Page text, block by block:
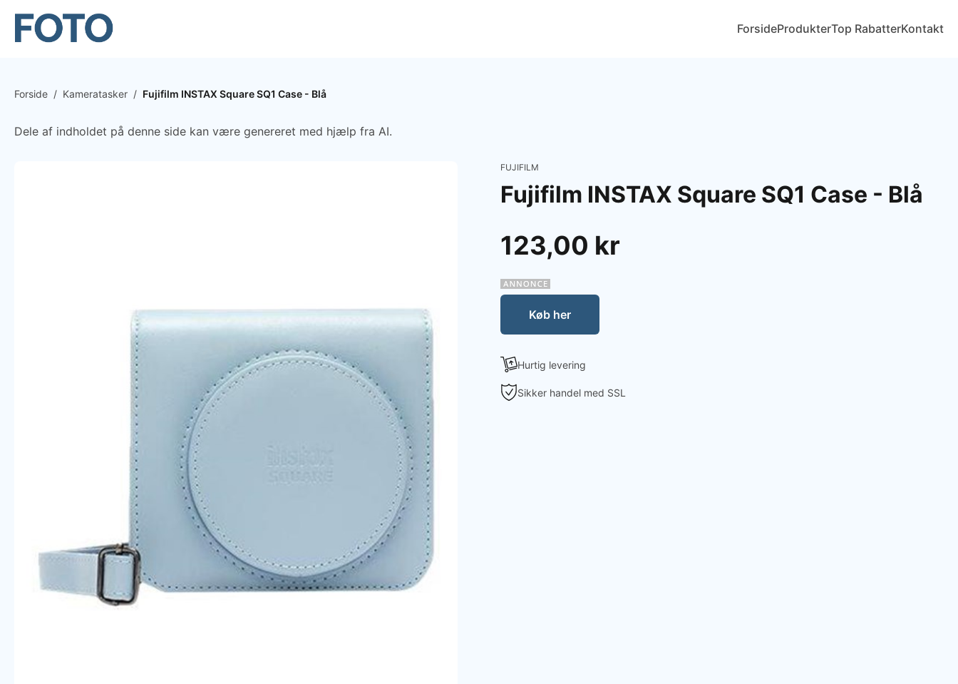
ForsideProdukterTop RabatterKontakt
Forside / Kameratasker / Fujifilm INSTAX Square SQ1 Case - Blå
Dele af indholdet på denne side kan være genereret med hjælp fra AI.
FUJIFILM
Fujifilm INSTAX Square SQ1 Case - Blå
123,00 kr
Køb her
Hurtig levering
Sikker handel med SSL